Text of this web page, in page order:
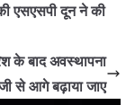
की एसएसपी दून ने की
के बाद अवस्थापना
से आगे बढ़ाया जाए